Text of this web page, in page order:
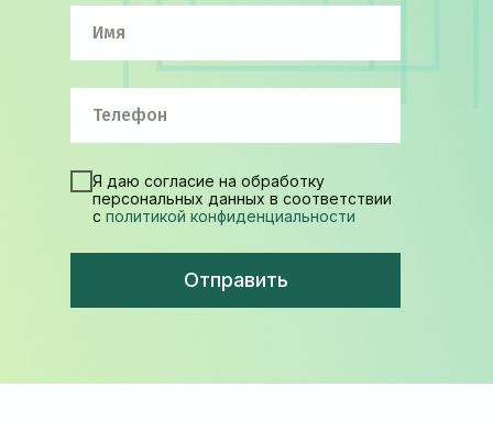
Я даю согласие на обработку
персональных данных в соответствии
с политикой конфиденциальности
Отправить